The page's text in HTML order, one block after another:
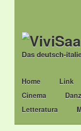
Das deutsch-
Main menu
Skip
to
content
Home Link
Cinema
Letteratura